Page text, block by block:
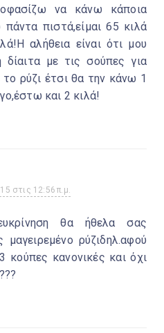
να κάνω κάποια
πιστά,είμαι 65 κιλά
αλήθεια είναι ότι μου
με τις σούπες για
ρύζι έτσι θα την κάνω 1
και 2 κιλά!
στις 12:56 π.μ.
θα ήθελα σας
ρύζιδηλ.αφού
κανονικές και όχι